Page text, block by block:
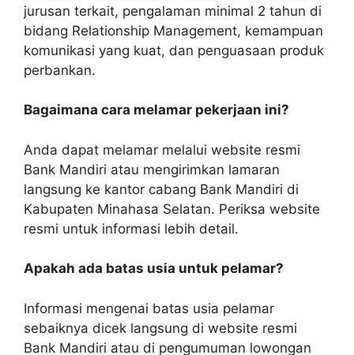
jurusan terkait, pengalaman minimal 2 tahun di
bidang Relationship Management, kemampuan
komunikasi yang kuat, dan penguasaan produk
perbankan.
Bagaimana cara melamar pekerjaan ini?
Anda dapat melamar melalui website resmi
Bank Mandiri atau mengirimkan lamaran
langsung ke kantor cabang Bank Mandiri di
Kabupaten Minahasa Selatan. Periksa website
resmi untuk informasi lebih detail.
Apakah ada batas usia untuk pelamar?
Informasi mengenai batas usia pelamar
sebaiknya dicek langsung di website resmi
Bank Mandiri atau di pengumuman lowongan